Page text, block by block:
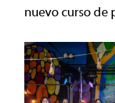
nuevo curso de